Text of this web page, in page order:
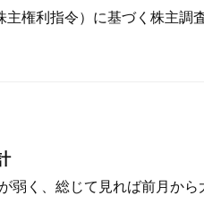
権利指令）に基づく株主調
弱く、総じて見れば前月から